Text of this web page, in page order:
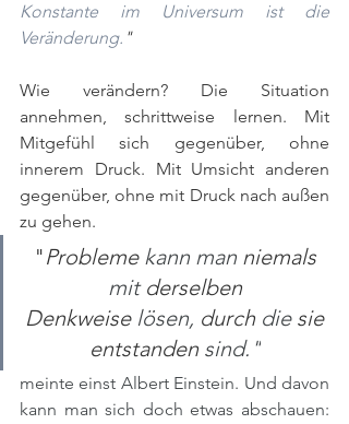
Konstante im Universum ist die
Veränderung. "
Wie verändern? Die Situation
annehmen, schrittweise lernen. Mit
Mitgefühl sich gegenüber, ohne
innerem Druck. Mit Umsicht anderen
gegenüber, ohne mit Druck nach außen
zu gehen.
"Probleme kann man niemals
mit derselben
Denkweise lösen, durch die sie
entstanden sind."
meinte einst Albert Einstein. Und davon
kann man sich doch etwas abschauen: